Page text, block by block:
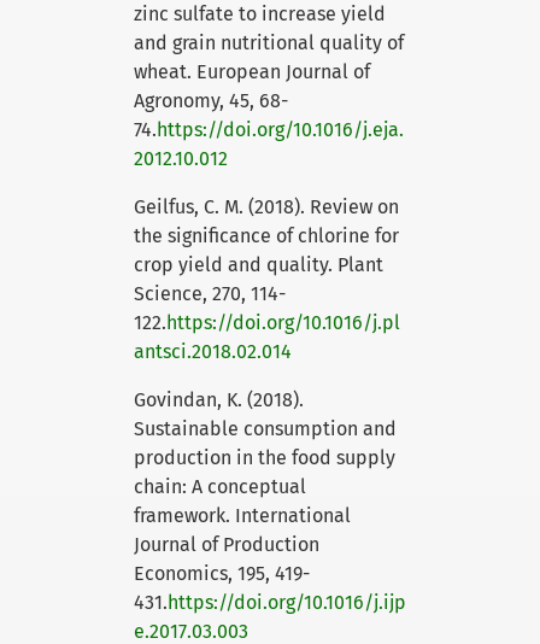
zinc sulfate to increase yield
and grain nutritional quality of
wheat. European Journal of
Agronomy, 45, 68-
74.https://doi.org/10.1016/j.eja.
2012.10.012
Geilfus, C. M. (2018). Review on
the significance of chlorine for
crop yield and quality. Plant
Science, 270, 114-
122.https://doi.org/10.1016/j.pl
antsci.2018.02.014
Govindan, K. (2018).
Sustainable consumption and
production in the food supply
chain: A conceptual
framework. International
Journal of Production
Economics, 195, 419-
431.https://doi.org/10.1016/j.ijp
e.2017.03.003